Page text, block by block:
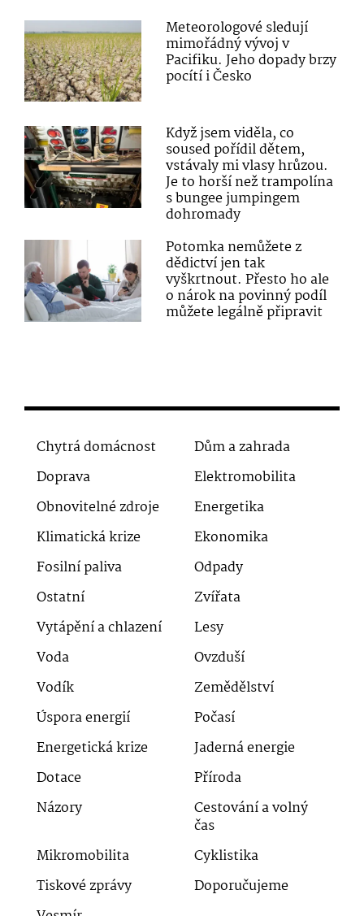
Meteorologové sledují
mimořádný vývoj v
Pacifiku. Jeho dopady brzy
pocítí i Česko
Když jsem viděla, co
soused pořídil dětem,
vstávaly mi vlasy hrůzou.
Je to horší než trampolína
s bungee jumpingem
dohromady
Potomka nemůžete z
dědictví jen tak
vyškrtnout. Přesto ho ale
o nárok na povinný podíl
můžete legálně připravit
Chytrá domácnost
Dům a zahrada
Doprava
Elektromobilita
Obnovitelné zdroje
Energetika
Klimatická krize
Ekonomika
Fosilní paliva
Odpady
Ostatní
Zvířata
Vytápění a chlazení
Lesy
Voda
Ovzduší
Vodík
Zemědělství
Úspora energií
Počasí
Energetická krize
Jaderná energie
Dotace
Příroda
Názory
Cestování a volný
čas
Mikromobilita
Cyklistika
Tiskové zprávy
Doporučujeme